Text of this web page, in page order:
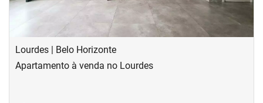
Lourdes | Belo Horizonte
Apartamento à venda no Lourdes